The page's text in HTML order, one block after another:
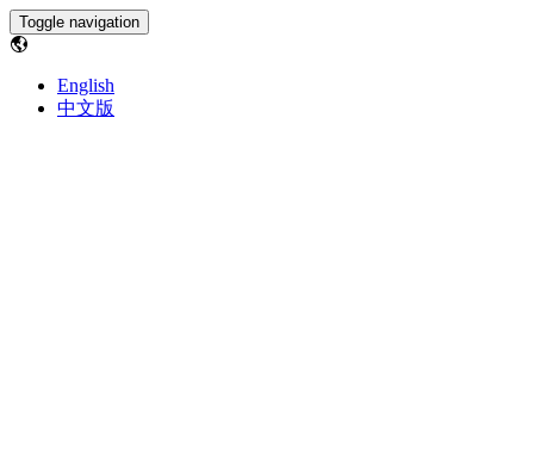
Toggle navigation
English
中文版